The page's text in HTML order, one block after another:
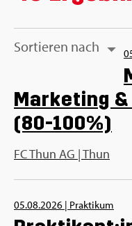
Sor­tie­ren nach
Marketing
(80-100%)
FC Thun AG | Thun
05.08.2026 | Praktikum